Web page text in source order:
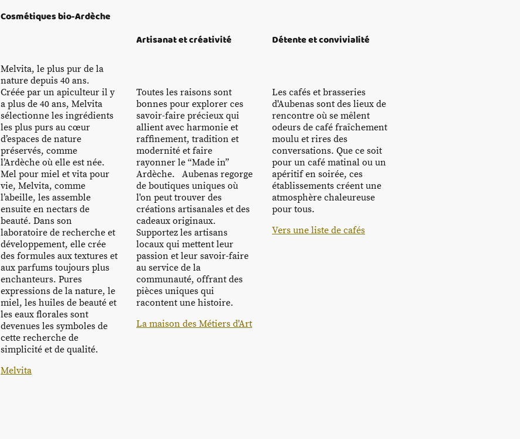
Cosmétiques bio-Ardèche
Melvita, le plus pur de la
nature depuis 40 ans.
Créée par un apiculteur il y
a plus de 40 ans, Melvita
sélectionne les ingrédients
les plus purs au cœur
d’espaces de nature
préservés, comme
l’Ardèche où elle est née.
Mel pour miel et vita pour
vie, Melvita, comme
l’abeille, les assemble
ensuite en nectars de
beauté. Dans son
laboratoire de recherche et
développement, elle crée
des formules aux textures et
aux parfums toujours plus
enchanteurs. Pures
expressions de la nature, le
miel, les huiles de beauté et
les eaux florales sont
devenues les symboles de
cette recherche de
simplicité et de qualité.
Melvita
Artisanat et créativité
Toutes les raisons sont
bonnes pour explorer ces
savoir-faire précieux qui
allient avec harmonie et
raffinement, tradition et
modernité et faire
rayonner le “Made in”
Ardèche. Aubenas regorge
de boutiques uniques où
l'on peut trouver des
créations artisanales et des
cadeaux originaux.
Supportez les artisans
locaux qui mettent leur
passion et leur savoir-faire
au service de la
communauté, offrant des
pièces uniques qui
racontent une histoire.
La maison des Métiers d'Art
Détente et convivialité
Les cafés et brasseries
d'Aubenas sont des lieux de
rencontre où se mêlent
odeurs de café fraîchement
moulu et rires des
conversations. Que ce soit
pour un café matinal ou un
apéritif en soirée, ces
établissements créent une
atmosphère chaleureuse
pour tous.
Vers une liste de cafés